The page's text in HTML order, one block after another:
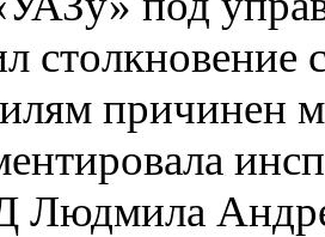
столкновение
причинен